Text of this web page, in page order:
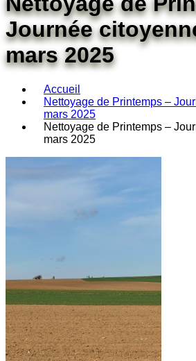
Journée
mars 2025
Accueil
Nettoyage de Printemps –
mars 2025
Nettoyage de Printemps –
mars 2025